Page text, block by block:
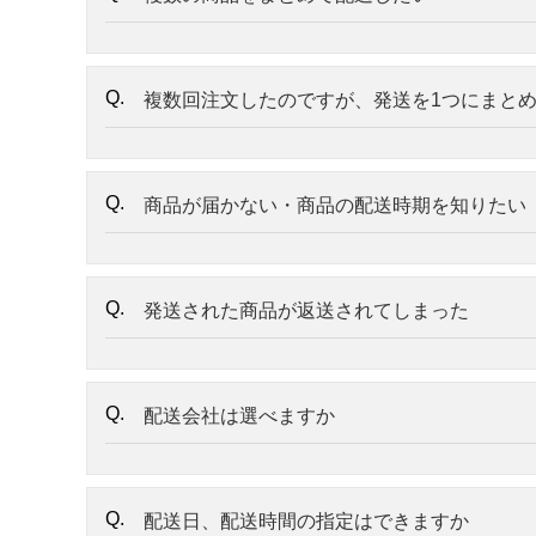
複数回注文したのですが、発送を1つにまと
商品が届かない・商品の配送時期を知りたい
発送された商品が返送されてしまった
配送会社は選べますか
配送日、配送時間の指定はできますか